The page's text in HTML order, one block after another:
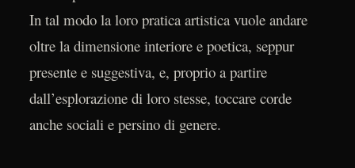
In tal modo la loro pratica artistica vuole andare
oltre la dimensione interiore e poetica, seppur
presente e suggestiva, e, proprio a partire
dall’esplorazione di loro stesse, toccare corde
anche sociali e persino di genere.